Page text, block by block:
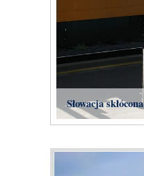
Słowacja